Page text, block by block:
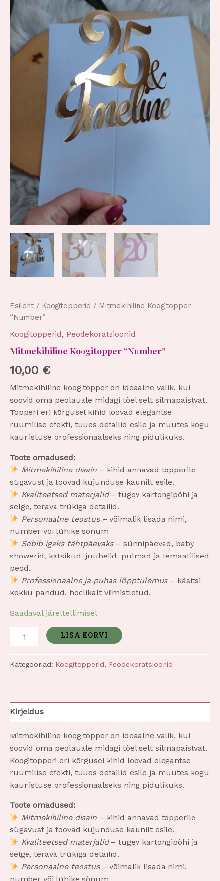
Esileht / Koogitopperid / Mitmekihiline Koogitopper
“Number”
Koogitopperid, Peodekoratsioonid
Mitmekihiline Koogitopper “Number”
10,00 €
Mitmekihiline koogitopper on ideaalne valik, kui
soovid oma peolauale midagi tõeliselt silmapaistvat.
Topperi eri kõrgusel kihid loovad elegantse
ruumilise efekti, tuues detailid esile ja muutes kogu
kaunistuse professionaalseks ning pidulikuks.
Toote omadused:
Mitmekihiline disain – kihid annavad topperile
sügavust ja toovad kujunduse kaunilt esile.
Kvaliteetsed materjalid– tugev kartongipõhi ja
selge, terava trükiga detailid.
Personaalne teostus– võimalik lisada nimi,
number või lühike sõnum
Sobib igaks tähtpäevaks– sünnipäevad, baby
showerid, katsikud, juubelid, pulmad ja temaatilised
peod.
Professionaalne ja puhas lõpptulemus– käsitsi
kokku pandud, hoolikalt viimistletud.
Saadaval järeltellimisel
LISA KORVI
Kategooriad: Koogitopperid, Peodekoratsioonid
Kirjeldus
Mitmekihiline koogitopper on ideaalne valik, kui
soovid oma peolauale midagi tõeliselt silmapaistvat.
Koogitopperi eri kõrgusel kihid loovad elegantse
ruumilise efekti, tuues detailid esile ja muutes kogu
kaunistuse professionaalseks ning pidulikuks.
Toote omadused:
Mitmekihiline disain – kihid annavad topperile
sügavust ja toovad kujunduse kaunilt esile.
Kvaliteetsed materjalid– tugev kartongipõhi ja
selge, terava trükiga detailid.
Personaalne teostus– võimalik lisada nimi,
number või lühike sõnum